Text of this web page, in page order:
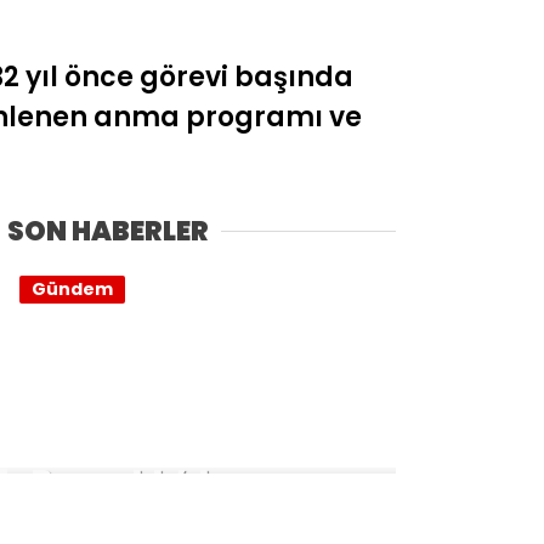
yıl önce görevi başında
anma programı ve
SON HABERLER
Bayraklı’da
Gündem